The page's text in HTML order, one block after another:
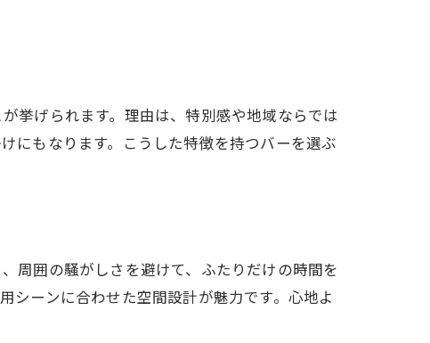
挙げられます。理由は、特別感や地域ならでは
にもなります。こうした特徴を持つバーを選ぶ
周囲の騒がしさを避けて、ふたりだけの時間を
シーンに合わせた空間設計が魅力です。心地よ